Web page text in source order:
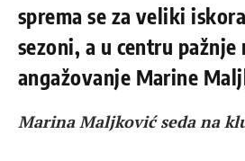
sprema se za veliki
sezoni, a u centru pažnje
angažovanje Marine
Marina Maljković seda na